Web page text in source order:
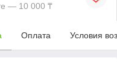
— 10 000 ₸
Оплата Условия